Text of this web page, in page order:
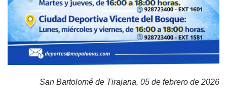
San Bartolomé de Tirajana, 05 de febrero de 2026